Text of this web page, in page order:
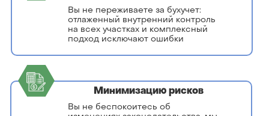
Вы не переживаете за бухучет:
отлаженный внутренний контроль
на всех участках и комплексный
подход исключают ошибки
Вы не беспокоитесь об
Минимизацию рисков